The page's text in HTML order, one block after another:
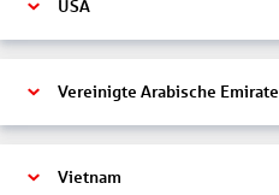
USA
Vereinigte Arabische Emirate
Vietnam